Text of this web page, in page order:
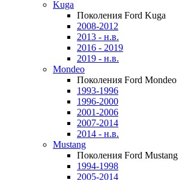
Kuga
Поколения Ford Kuga
2008-2012
2013 - н.в.
2016 - 2019
2019 - н.в.
Mondeo
Поколения Ford Mondeo
1993-1996
1996-2000
2001-2006
2007-2014
2014 - н.в.
Mustang
Поколения Ford Mustang
1994-1998
2005-2014